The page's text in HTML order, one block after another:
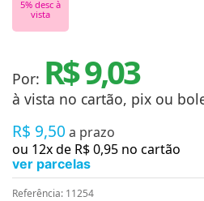
5% desc à
vista
Por: R$ 9,03
à vista no cartão, pix ou
R$ 9,50 a prazo
ou 12x de R$0,95 no cartão
ver parcelas
Referência: 11254